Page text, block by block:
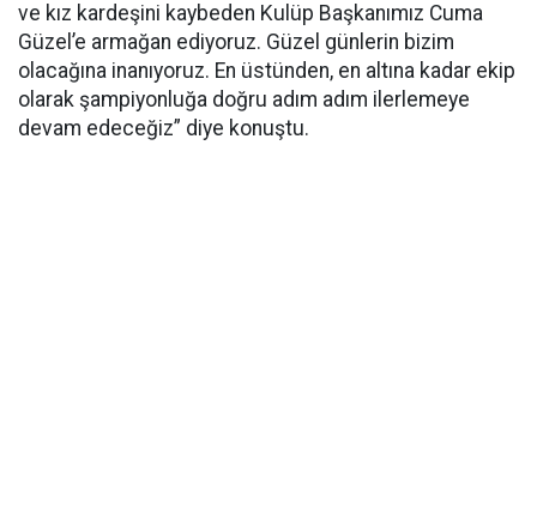
ve kız kardeşini kaybeden Kulüp Başkanımız Cuma
Güzel’e armağan ediyoruz. Güzel günlerin bizim
olacağına inanıyoruz. En üstünden, en altına kadar ekip
olarak şampiyonluğa doğru adım adım ilerlemeye
devam edeceğiz” diye konuştu.